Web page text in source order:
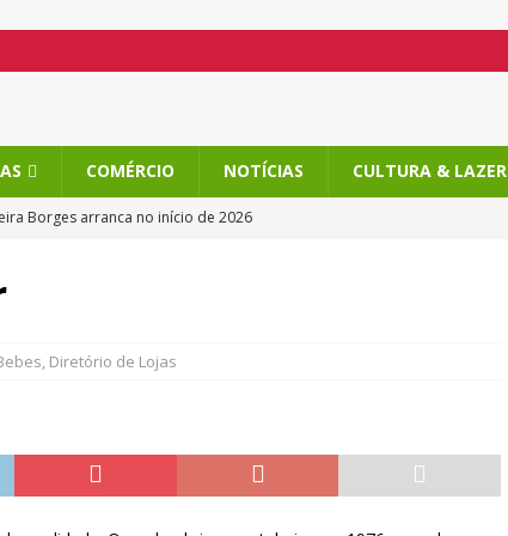
COMÉRCIO NOTÍCIAS CULTURA & LAZER
Borges arranca no início de 2026
de Ourique, com atividades imperdíveis
, Diretório de Lojas